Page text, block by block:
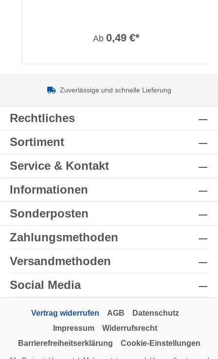
Ab 0,49 €*
Zuverlässige und schnelle Lieferung
Rechtliches
Sortiment
Service & Kontakt
Informationen
Sonderposten
Zahlungsmethoden
Versandmethoden
Social Media
Vertrag widerrufen AGB
Datenschutz
Impressum
Widerrufsrecht
Barrierefreiheitserklärung
Cookie-Einstellungen